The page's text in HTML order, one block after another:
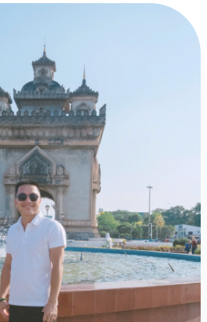
tế trong khu vực, đặc biệt là
mại, dịch vụ lữ hành,
hoạt động xúc tiến,
được tỉnh Quảng Trị đẩy
trình Famtrip Việt –
EWEC.